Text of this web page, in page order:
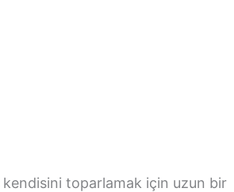
kendisini toparlamak için uzun bir